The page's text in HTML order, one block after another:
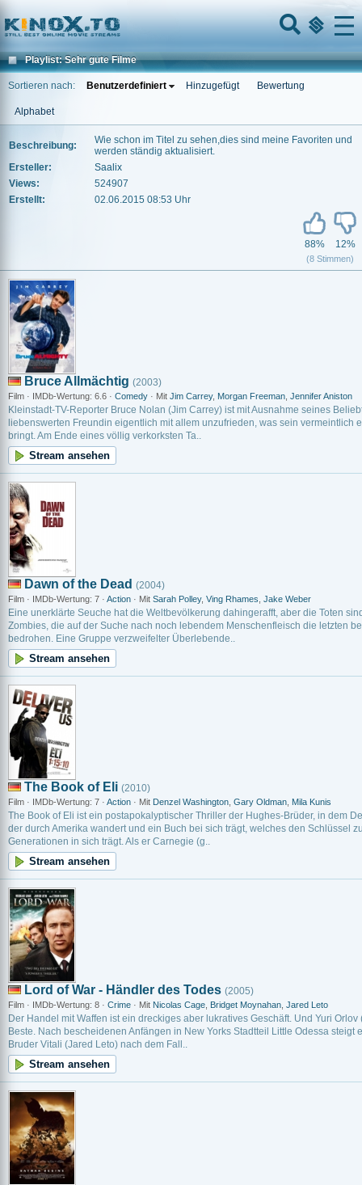
Home
Menu
Playlist: Sehr gute Filme
Sortieren nach: Benutzerdefiniert Hinzugefügt Bewertung
Alphabet
Beschreibung:
Wie schon im Titel zu sehen,dies sind meine Favoriten und
werden ständig aktualisiert.
Ersteller:
Saalix
Views:
524907
Erstellt:
02.06.2015 08:53 Uhr
88% 12%
(8 Stimmen)
Bruce Allmächtig (2003)
Film · IMDb-Wertung: 6.6 · Comedy · Mit Jim Carrey, Morgan Freeman Jennifer Aniston
Kleinstadt-TV-Reporter Bruce Nolan (Jim Carrey) ist mit Ausnahme seines
liebenswerten Freundin eigentlich mit allem unzufrieden, was sein vermeintlich
bringt. Am Ende eines völlig verkorksten Ta..
Stream ansehen
Dawn of the Dead (2004)
Film · IMDb-Wertung: 7 · Action · Mit Sarah Polley, Ving Rhames Jake Weber
Eine unerklärte Seuche hat die Weltbevölkerung dahingerafft, aber die Toten
Zombies, die auf der Suche nach noch lebendem Menschenfleisch die letzten
bedrohen. Eine Gruppe verzweifelter Überlebende..
Stream ansehen
The Book of Eli (2010)
Film · IMDb-Wertung: 7 · Action · Mit Denzel Washington Gary Oldman Mila Kunis
The Book of Eli ist ein postapokalyptischer Thriller der Hughes-Brüder, in dem
der durch Amerika wandert und ein Buch bei sich trägt, welches den Schlüssel
Generationen in sich trägt. Als er Carnegie (g..
Stream ansehen
Lord of War - Händler des Todes (2005)
Film · IMDb-Wertung: 8 · Crime · Mit Nicolas Cage Bridget Moynahan Jared Leto
Der Handel mit Waffen ist ein dreckiges aber lukratives Geschäft. Und Yuri
Beste. Nach bescheidenen Anfängen in New Yorks Stadtteil Little Odessa steigt
Bruder Vitali (Jared Leto) nach dem Fall..
Stream ansehen